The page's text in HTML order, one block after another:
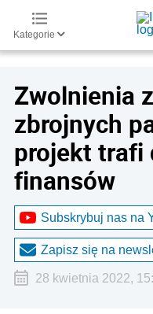
Kategorie
Zwolnienia
zbrojnych
projekt trafi
finansów
Subskrybuj nas na
Zapisz się na
28 kwietnia 2022,